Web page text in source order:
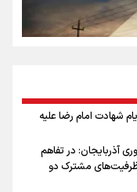
«آهای مردم، آقا از
روی اربعین
شهادت امام رضا علیه
آذربایجان: در تفاهم
ظرفیت‌های مشترک دو